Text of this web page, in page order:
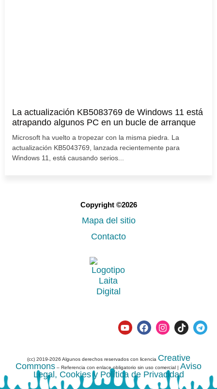
La actualización KB5083769 de Windows 11 está
atrapando algunos PC en un bucle de arranque
Microsoft ha vuelto a tropezar con la misma piedra. La
actualización KB5043769, lanzada recientemente para
Windows 11, está causando serios...
Copyright ©2026
Mapa del sitio
Contacto
(cc) 2019-2026 Algunos derechos reservados con licencia Creative
Commons – Referencia con enlace obligatorio sin uso comercial | Aviso
Legal, Cookies y Política de Privacidad